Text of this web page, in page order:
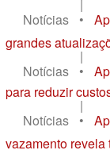
|
Notícias
•
grandes
|
Notícias
•
para reduzir
|
Notícias
•
vazamento revela